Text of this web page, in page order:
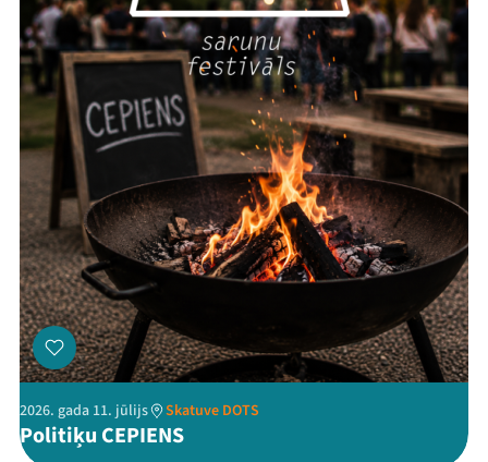
ThreadsFacebookYoutube
X Instagram
Flick TikTok
2026. gada 11. jūlijs Skatuve DOTS
Politiķu CEPIENS